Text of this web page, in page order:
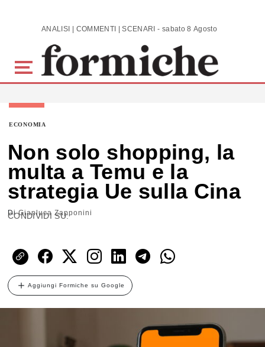
Skip to main content ANALISI | COMMENTI | SCENARI - sabato 8 Agosto 2026
ECONOMIA
Non solo shopping, la
multa a Temu e la
strategia Ue sulla Cina
DiGianluca Zapponini
CONDIVIDI SU:
Aggiungi Formiche su Google